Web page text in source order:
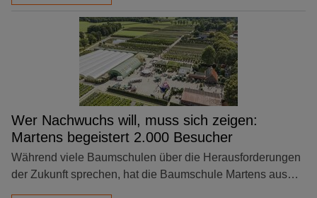
Wer Nachwuchs will, muss sich zeigen:
Martens begeistert 2.000 Besucher
Während viele Baumschulen über die Herausforderungen
der Zukunft sprechen, hat die Baumschule Martens aus…